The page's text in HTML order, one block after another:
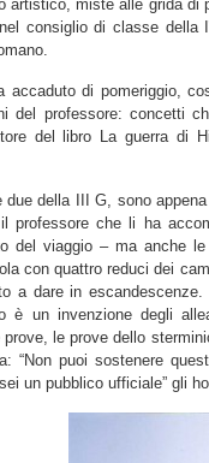
artistico, miste alle grida
consiglio di classe
accaduto di pomeriggio,
del professore: concetti
del libro La guerra di
due della III G, sono
professore che li ha
del viaggio – ma anche
con quattro reduci dei
a dare in
è un invenzione degli
le prove dello
“Non puoi sostenere
un pubblico ufficiale” gli